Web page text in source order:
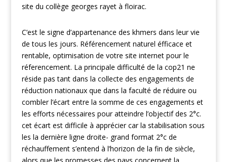
site du collège georges rayet à floirac.
C’est le signe d’appartenance des khmers dans leur vie
de tous les jours. Référencement naturel éfficace et
rentable, optimisation de votre site internet pour le
réferencement. La principale difficulté de la cop21 ne
réside pas tant dans la collecte des engagements de
réduction nationaux que dans la faculté de réduire ou
combler l’écart entre la somme de ces engagements et
les efforts nécessaires pour atteindre l’objectif des 2°c.
cet écart est difficile à apprécier car la stabilisation sous
les la dernière ligne droite- grand format 2°c de
réchauffement s’entend à l’horizon de la fin de siècle,